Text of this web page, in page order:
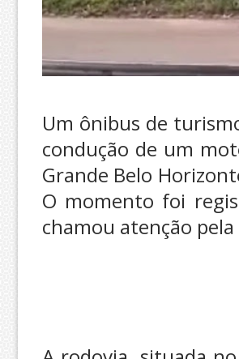
Um ônibus de
condução de um
Grande Belo
O momento foi
chamou atenção